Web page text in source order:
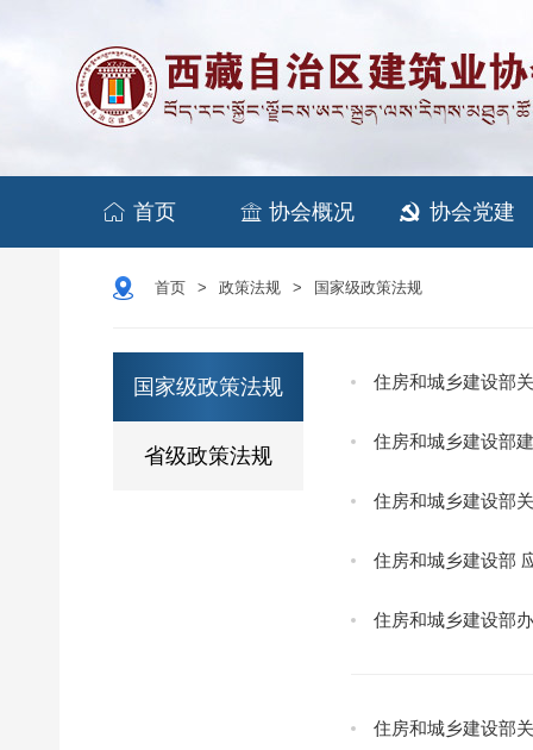
 首页  协会概况  协会党建
首页 > 政策法规 > 国家级政策法规
国家级政策法规
省级政策法规
住房和城乡建设部
住房和城乡建设部